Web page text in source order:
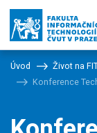
Úvod Život na
Konference